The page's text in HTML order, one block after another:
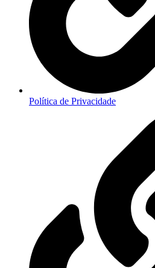
Política de Privacidade